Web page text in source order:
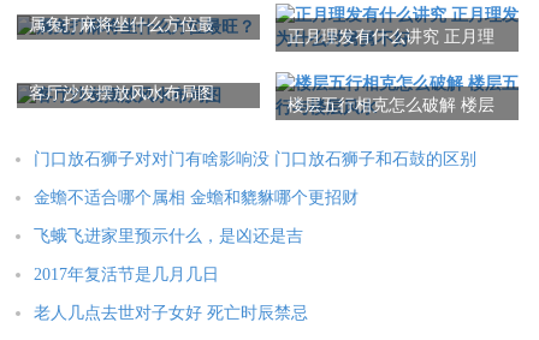
打喷嚏意味着你会想念异性朋友，可能会有异性向你坦白;或
者你想和以前的朋友和好。
打喷嚏意味着惊无险，虚惊一场，最近可能会遇到意想不到
的事情，请尽量沉重冷静，一切顺其自然，大吉顺畅。
属兔打麻将坐什么方位最
正月理发有什么讲究 正月理
客厅沙发摆放风水布局图
楼层五行相克怎么破解 楼层
门口放石狮子对对门有啥影响没 门口放石狮子和石鼓的区别
金蟾不适合哪个属相 金蟾和貔貅哪个更招财
飞蛾飞进家里预示什么，是凶还是吉
2017年复活节是几月几日
老人几点去世对子女好 死亡时辰禁忌